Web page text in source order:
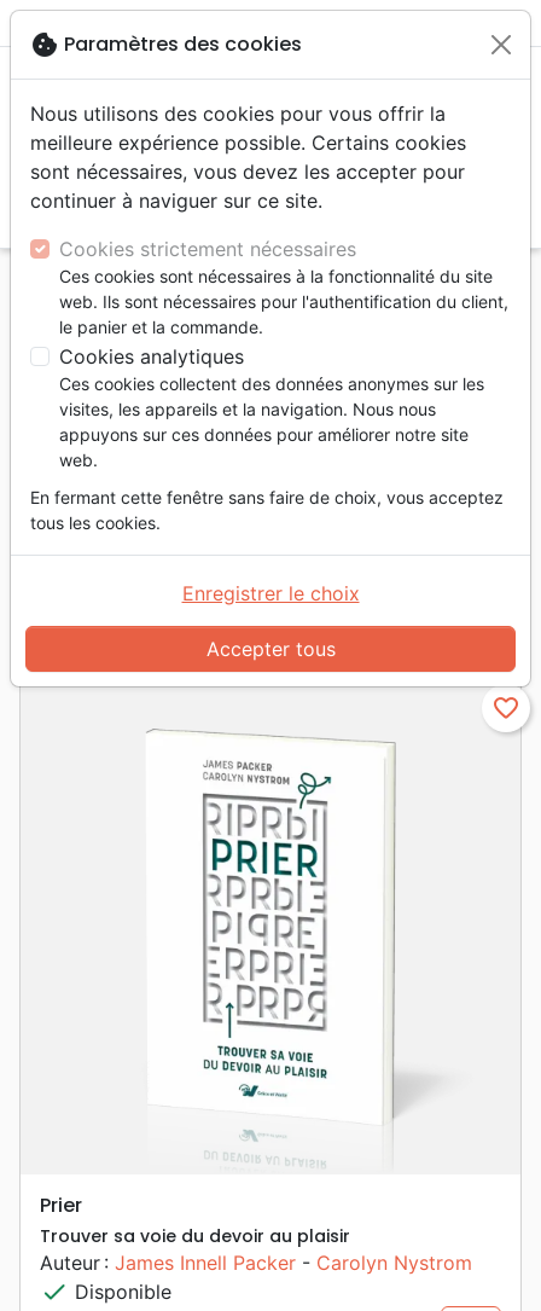
menu
Accueil Editeurs Grâce et Vérité
Grâce et Vérité
Liste des produits de l'éditeur
Filtrertune
Prière
Jérémie,
Evangelisation
Vue :grid_view table_rows 1 2 chevron_right
favorite_border
Prier
Trouver sa voie du devoir au plaisir
Auteur : James Innell Packer - Carolyn Nystrom
check Disponible
cookie Paramètres des cookies
Nous utilisons des cookies pour vous offrir la
meilleure expérience possible. Certains cookies
sont nécessaires, vous devez les accepter pour
continuer à naviguer sur ce site.
Cookies strictement nécessaires
Ces cookies sont nécessaires à la fonctionnalité du site
web. Ils sont nécessaires pour l'authentification du client,
le panier et la commande.
Cookies analytiques
Ces cookies collectent des données anonymes sur les
visites, les appareils et la navigation. Nous nous
appuyons sur ces données pour améliorer notre site
web.
En fermant cette fenêtre sans faire de choix, vous acceptez
tous les cookies.
Accepter tous
Enregistrer le choix